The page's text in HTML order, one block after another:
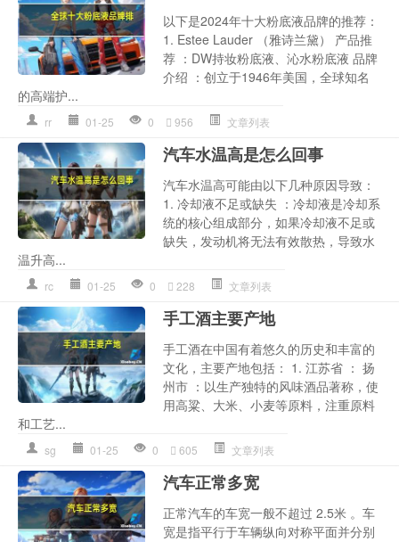
以下是2024年十大粉底液品牌的推荐：
1. Estee Lauder （雅诗兰黛） 产品推
荐 ：DW持妆粉底液、沁水粉底液 品牌
介绍 ：创立于1946年美国，全球知名
的高端护...
rr 01-25 0 956 文章列表
汽车水温高是怎么回事
汽车水温高可能由以下几种原因导致：
1. 冷却液不足或缺失 ：冷却液是冷却系
统的核心组成部分，如果冷却液不足或
缺失，发动机将无法有效散热，导致水
温升高...
rc 01-25 0 228 文章列表
手工酒主要产地
手工酒在中国有着悠久的历史和丰富的
文化，主要产地包括： 1. 江苏省 ： 扬
州市 ：以生产独特的风味酒品著称，使
用高粱、大米、小麦等原料，注重原料
和工艺...
sg 01-25 0 605 文章列表
汽车正常多宽
正常汽车的车宽一般不超过 2.5米 。车
宽是指平行于车辆纵向对称平面并分别